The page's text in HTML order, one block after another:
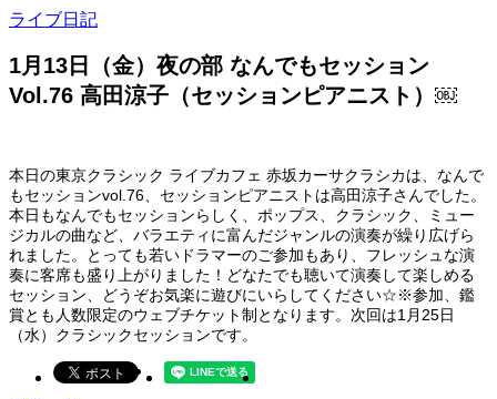
ライブ日記
1月13日（金）夜の部 なんでもセッション
Vol.76 高田涼子（セッションピアニスト）￼
本日の東京クラシック ライブカフェ 赤坂カーサクラシカは、なんで
もセッションvol.76、セッションピアニストは高田涼子さんでした。
本日もなんでもセッションらしく、ポップス、クラシック、ミュー
ジカルの曲など、バラエティに富んだジャンルの演奏が繰り広げら
れました。とっても若いドラマーのご参加もあり、フレッシュな演
奏に客席も盛り上がりました！どなたでも聴いて演奏して楽しめる
セッション、どうぞお気楽に遊びにいらしてください☆※参加、鑑
賞とも人数限定のウェブチケット制となります。次回は1月25日
（水）クラシックセッションです。